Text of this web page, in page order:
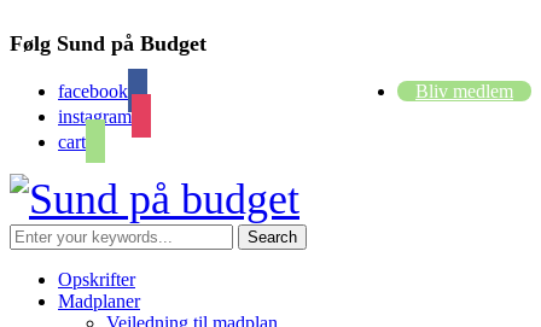
Følg Sund på Budget
facebook
instagram
cart
Bliv medlem
Opskrifter
Madplaner
Vejledning til madplan